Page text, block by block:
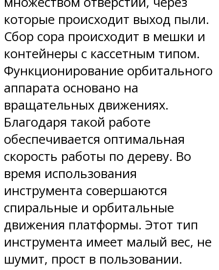
которые происходит выход пыли.
Сбор сора происходит в мешки и
контейнеры с кассетным типом.
Функционирование орбитального
аппарата основано на
вращательных движениях.
Благодаря такой работе
обеспечивается оптимальная
скорость работы по дереву. Во
время использования
инструмента совершаются
спиральные и орбитальные
движения платформы. Этот тип
инструмента имеет малый вес, не
шумит, прост в пользовании.